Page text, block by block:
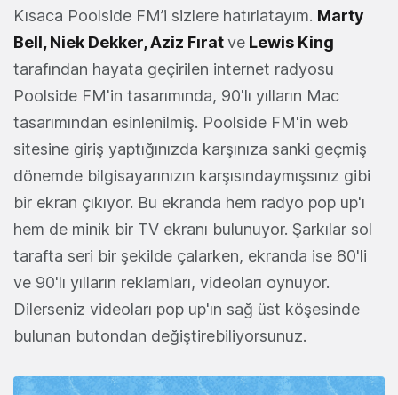
Kısaca Poolside FM’i sizlere hatırlatayım. Marty
Bell, Niek Dekker, Aziz Fıratve Lewis King
tarafından hayata geçirilen internet radyosu
Poolside FM'in tasarımında, 90'lı yılların Mac
tasarımından esinlenilmiş. Poolside FM'in web
sitesine giriş yaptığınızda karşınıza sanki geçmiş
dönemde bilgisayarınızın karşısındaymışsınız gibi
bir ekran çıkıyor. Bu ekranda hem radyo pop up'ı
hem de minik bir TV ekranı bulunuyor. Şarkılar sol
tarafta seri bir şekilde çalarken, ekranda ise 80'li
ve 90'lı yılların reklamları, videoları oynuyor.
Dilerseniz videoları pop up'ın sağ üst köşesinde
bulunan butondan değiştirebiliyorsunuz.